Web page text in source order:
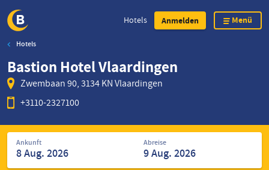
Direkt
zum
Inhalt
Hotels Anmelden Menü
Hotels
Bastion Hotel Vlaardingen
Zwembaan 90, 3134 KN Vlaardingen
+3110-2327100
Suche
nach
Hotels
Ankunft Abreise